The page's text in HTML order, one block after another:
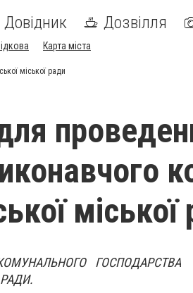
Довідник Дозвілля
Карта міста
міської ради
міської
ГОСПОДАРСТВА